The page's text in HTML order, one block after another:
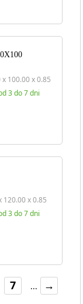
100.00 x 0.85
3 do 7 dni
120.00 x 0.85
3 do 7 dni
7 ...
→